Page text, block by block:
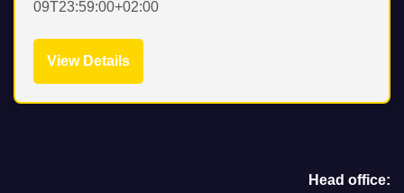
09T23:59:00+02:00
View Details
Head office: